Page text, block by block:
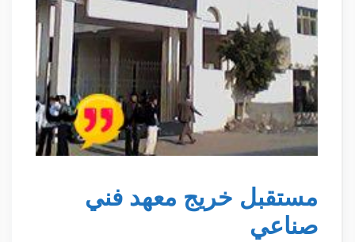
مستقبل خريج معهد فني
صناعي